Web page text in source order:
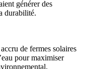
générer des
durabilité.
de fermes solaires
pour maximiser